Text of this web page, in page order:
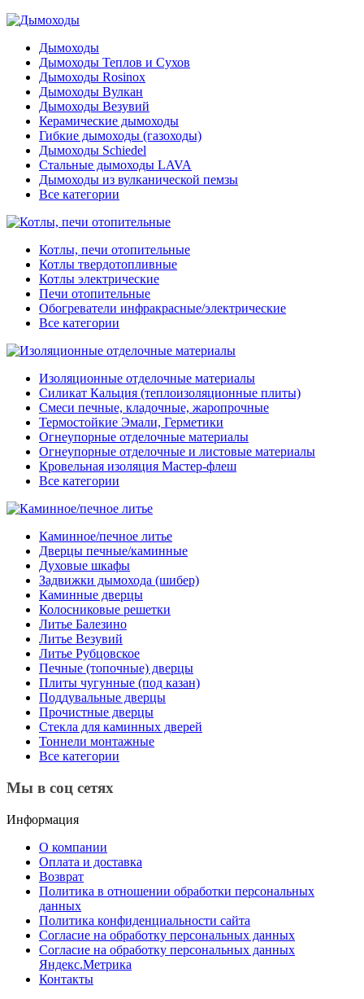
Дымоходы
Дымоходы Теплов и Сухов
Дымоходы Rosinox
Дымоходы Вулкан
Дымоходы Везувий
Керамические дымоходы
Гибкие дымоходы (газоходы)
Дымоходы Schiedel
Стальные дымоходы LAVA
Дымоходы из вулканической пемзы
Все категории
Котлы, печи отопительные
Котлы твердотопливные
Котлы электрические
Печи отопительные
Обогреватели инфракрасные/электрические
Все категории
Изоляционные отделочные материалы
Силикат Кальция (теплоизоляционные плиты)
Смеси печные, кладочные, жаропрочные
Термостойкие Эмали, Герметики
Огнеупорные отделочные материалы
Огнеупорные отделочные и листовые материалы
Кровельная изоляция Мастер-флеш
Все категории
Каминное/печное литье
Дверцы печные/каминные
Духовые шкафы
Задвижки дымохода (шибер)
Каминные дверцы
Колосниковые решетки
Литье Балезино
Литье Везувий
Литье Рубцовское
Печные (топочные) дверцы
Плиты чугунные (под казан)
Поддувальные дверцы
Прочистные дверцы
Стекла для каминных дверей
Тоннели монтажные
Все категории
Мы в соц сетях
Информация
О компании
Оплата и доставка
Возврат
Политика в отношении обработки персональных
данных
Политика конфиденциальности сайта
Согласие на обработку персональных данных
Согласие на обработку персональных данных
Яндекс.Метрика
Контакты